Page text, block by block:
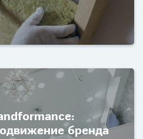
бренда